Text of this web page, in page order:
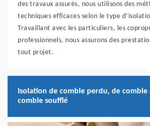
des travaux assurés, nous utilisons des
techniques efficaces selon le type
Travaillant avec les particuliers, les
professionnels, nous assurons des
tout projet.
Isolation de comble perdu, de comble
comble soufflé